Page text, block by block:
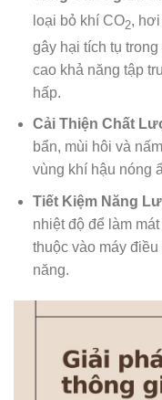
loại bỏ khí CO2, hơi
gây hại tích tụ
cao khả năng tập
hấp.
Cải Thiện Chất
bẩn, mùi hôi và
vùng khí hậu nóng
Tiết Kiệm Năng
nhiệt độ để làm
thuộc vào máy
năng.